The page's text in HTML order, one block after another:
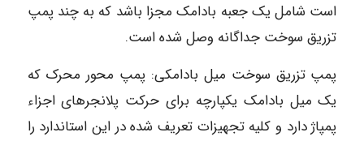
است شامل یک جعبه بادامک مجزا باشد که به چند پمپ
تزریق سوخت جداگانه وصل شده است.
پمپ تزریق سوخت میل بادامکی: پمپ محور محرک که
یک میل بادامک یکپارچه برای حرکت پلانجرهای اجزاء
پمپاژ دارد و کلیه تجهیزات تعریف شده در این استاندارد را